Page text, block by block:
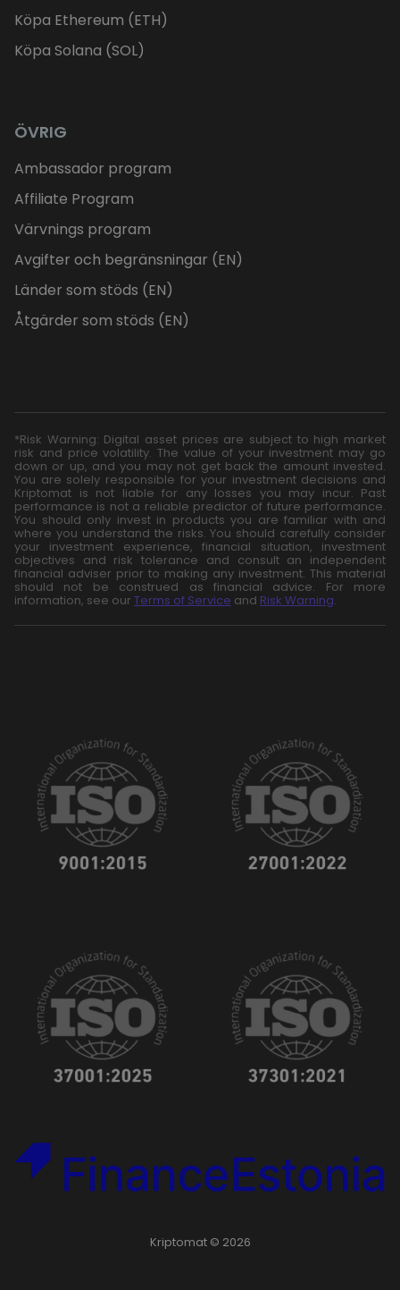
Köpa Ethereum (ETH)
Köpa Solana (SOL)
ÖVRIG
Ambassador program
Affiliate Program
Värvnings program
Avgifter och begränsningar (EN)
Länder som stöds (EN)
Åtgärder som stöds (EN)
*Risk Warning: Digital asset prices are subject to high market
risk and price volatility. The value of your investment may go
down or up, and you may not get back the amount invested.
You are solely responsible for your investment decisions and
Kriptomat is not liable for any losses you may incur. Past
performance is not a reliable predictor of future performance.
You should only invest in products you are familiar with and
where you understand the risks. You should carefully consider
your investment experience, financial situation, investment
objectives and risk tolerance and consult an independent
financial adviser prior to making any investment. This material
should not be construed as financial advice. For more
information, see our Terms of Service and Risk Warning.
Kriptomat © 2026